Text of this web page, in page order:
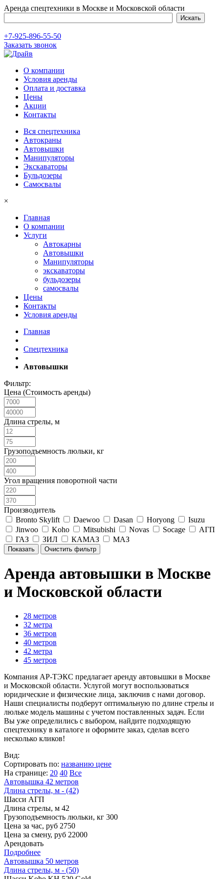
Аренда спецтехники в Москве и Московской области
+7-925-896-55-50
Заказать звонок
О компании
Условия аренды
Оплата и доставка
Цены
Акции
Контакты
Вся спецтехника
Автокраны
Автовышки
Манипуляторы
Экскаваторы
Бульдозеры
Самосвалы
×
Главная
О компании
Услуги
Автокарны
Автовышки
Манипуляторы
экскаваторы
бульдозеры
самосвалы
Цены
Контакты
Условия аренды
Главная
Спецтехника
Автовышки
Фильтр:
Цена (Стоимость аренды)
Длина стрелы, м
Грузоподъемность люльки, кг
Угол вращения поворотной части
Производитель
Bronto Skylift
Daewoo Dasan Horyong
Isuzu
Jinwoo
Koho Mitsubishi Novas Socage
АГП
ГАЗ
ЗИЛ КАМАЗ МАЗ
Аренда автовышки в Москве
и Московской области
28 метров
32 метра
36 метров
40 метров
42 метра
45 метров
Компания АР-ТЭКС предлагает аренду автовышки в Москве
и Московской области. Услугой могут воспользоваться
юридические и физические лица, заключив с нами договор.
Наши специалисты подберут оптимальную по длине стрелы и
люльке модель машины с учетом поставленных задач. Если
Вы уже определились с выбором, найдите подходящую
спецтехнику в каталоге и оформите заказ, сделав всего
несколько кликов!
Вид:
Сортировать по: названию цене
На странице: 20 40 Все
Автовышка 42 метров
Длина стрелы, м - (42)
Шасси АГП
Длина стрелы, м 42
Грузоподъемность люльки, кг 300
Цена за час, руб 2750
Цена за смену, руб 22000
Арендовать
Подробнее
Автовышка 50 метров
Длина стрелы, м - (50)